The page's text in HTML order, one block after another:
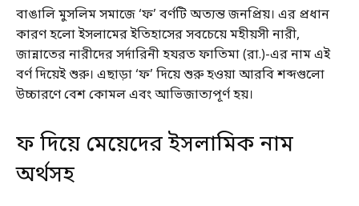
বাঙালি মুসলিম সমাজে ‘ফ’ বর্ণটি অত্যন্ত জনপ্রিয়। এর প্রধান
কারণ হলো ইসলামের ইতিহাসের সবচেয়ে মহীয়সী নারী,
জান্নাতের নারীদের সর্দারিনী হযরত ফাতিমা (রা.)-এর নাম এই
বর্ণ দিয়েই শুরু। এছাড়া ‘ফ’ দিয়ে শুরু হওয়া আরবি শব্দগুলো
উচ্চারণে বেশ কোমল এবং আভিজাত্যপূর্ণ হয়।
ফ দিয়ে মেয়েদের ইসলামিক নাম
অর্থসহ